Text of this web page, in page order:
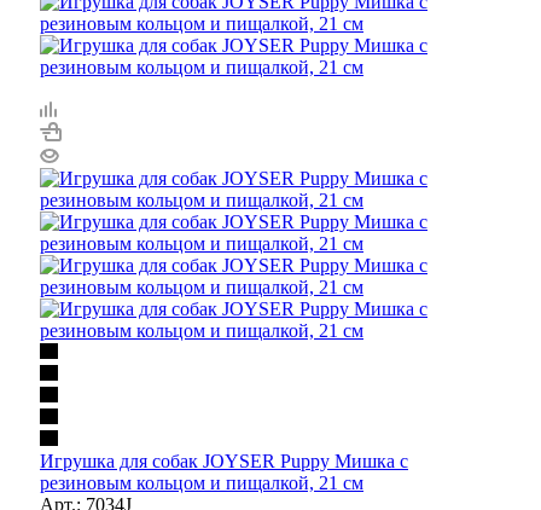
Игрушка для собак JOYSER Puppy Мишка с
резиновым кольцом и пищалкой, 21 см
Арт.: 7034J